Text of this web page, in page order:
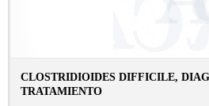
CLOSTRIDIOIDES DIFFICILE,
TRATAMIENTO